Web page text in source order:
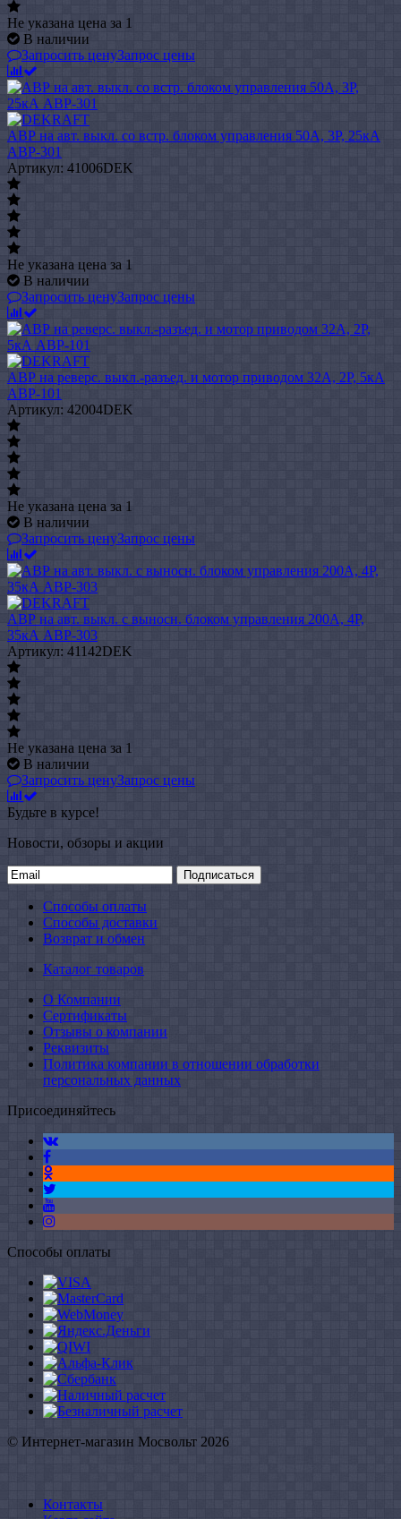
Не указана цена за 1
В наличии
Запросить ценуЗапрос цены
АВР на авт. выкл. со встр. блоком управления 50А, 3Р, 25кА
АВР-301
Артикул: 41006DEK
Не указана цена за 1
В наличии
Запросить ценуЗапрос цены
АВР на реверс. выкл.-разъед. и мотор приводом 32A, 2P, 5кА
АВР-101
Артикул: 42004DEK
Не указана цена за 1
В наличии
Запросить ценуЗапрос цены
АВР на авт. выкл. с выносн. блоком управления 200А, 4Р,
35кА АВР-303
Артикул: 41142DEK
Не указана цена за 1
В наличии
Запросить ценуЗапрос цены
Будьте в курсе!
Новости, обзоры и акции
Подписаться
Способы оплаты
Способы доставки
Возврат и обмен
Каталог товаров
О Компании
Сертификаты
Отзывы о компании
Реквизиты
Политика компании в отношении обработки
персональных данных
Присоединяйтесь
Способы оплаты
© Интернет-магазин Мосвольт 2026
Контакты